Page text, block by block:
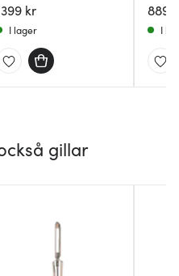
kr
I lager
889
I
gillar